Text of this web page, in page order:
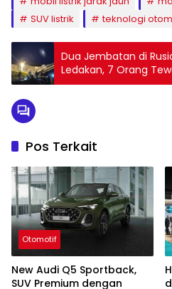
SUV listrik
teknologi
Dua Jembatan di
Ledakan, 7 Orang
Pos Terkait
Otomotif
New Audi Q5 Sportback,
SUV Premium dengan